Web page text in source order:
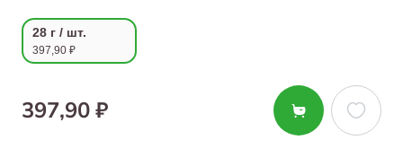
28 г / шт.
397,90 ₽
397,90 ₽